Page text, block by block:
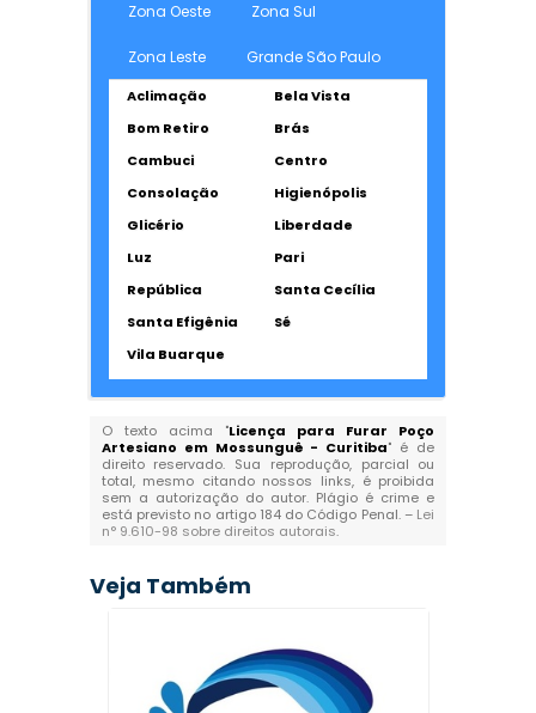
Zona Oeste Zona Sul
Zona Leste Grande São Paulo
Aclimação
Bela Vista
Bom Retiro
Brás
Cambuci
Centro
Consolação
Higienópolis
Glicério
Liberdade
Luz
Pari
República
Santa Cecília
Santa Efigênia
Sé
Vila Buarque
O texto acima "Licença para Furar Poço
Artesiano em Mossunguê - Curitiba" é de
direito reservado. Sua reprodução, parcial ou
total, mesmo citando nossos links, é proibida
sem a autorização do autor. Plágio é crime e
está previsto no artigo 184 do Código Penal. – Lei
n° 9.610-98 sobre direitos autorais.
Veja Também